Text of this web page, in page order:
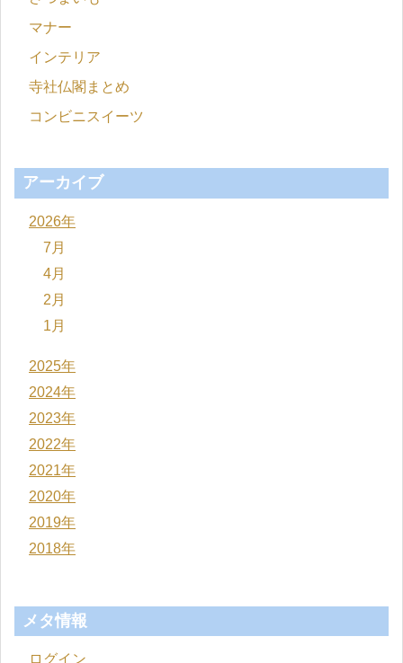
マナー
インテリア
寺社仏閣まとめ
コンビニスイーツ
アーカイブ
2026年
7月
4月
2月
1月
2025年
2024年
2023年
2022年
2021年
2020年
2019年
2018年
メタ情報
ログイン